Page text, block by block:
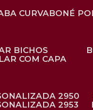
CURVA
BONÉ
BICHOS
COM CAPA
2950
2953